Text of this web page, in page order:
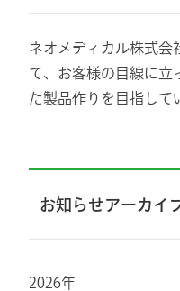
ネオメディカル株式会
て、お客様の目線に立
た製品作りを目指して
お知らせアーカイ
2026年